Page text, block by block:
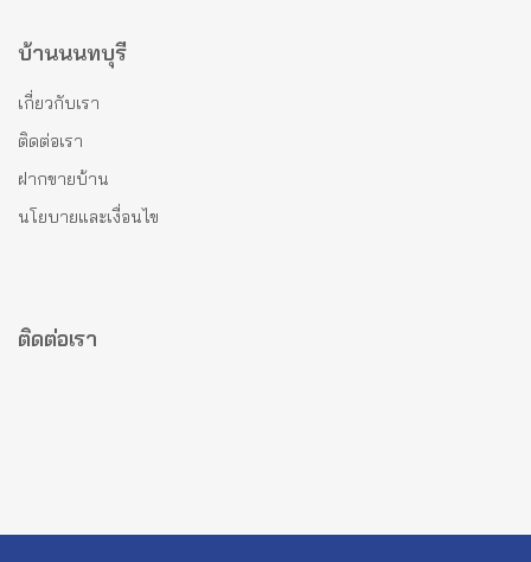
บ้านนนทบุรี
เกี่ยวกับเรา
ติดต่อเรา
ฝากขายบ้าน
นโยบายและเงื่อนไข
ติดต่อเรา